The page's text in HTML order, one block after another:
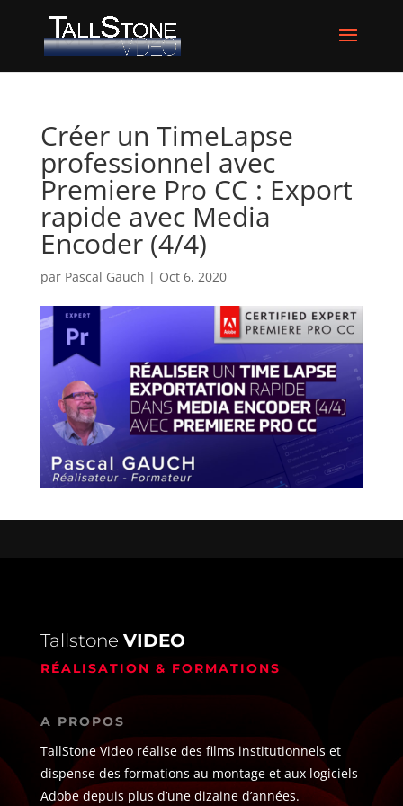
Créer un TimeLapse
professionnel avec
Premiere Pro CC : Export
rapide avec Media
Encoder (4/4)
par Pascal Gauch | Oct 6, 2020
Tallstone VIDEO
RÉALISATION & FORMATIONS
A PROPOS
TallStone Video réalise des films institutionnels et
dispense des formations au montage et aux logiciels
Adobe depuis plus d’une dizaine d’années.